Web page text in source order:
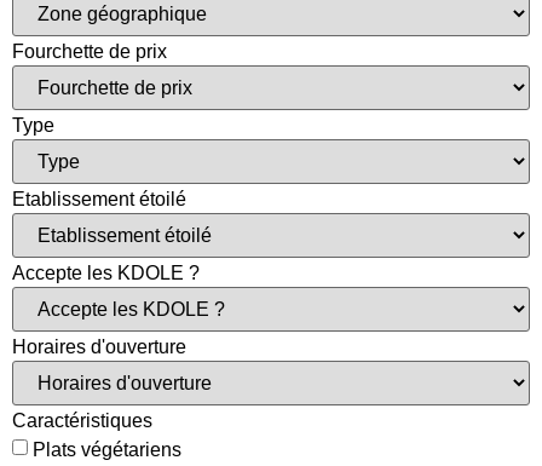
Fourchette de prix
Type
Etablissement étoilé
Accepte les KDOLE ?
Horaires d'ouverture
Caractéristiques
Plats végétariens